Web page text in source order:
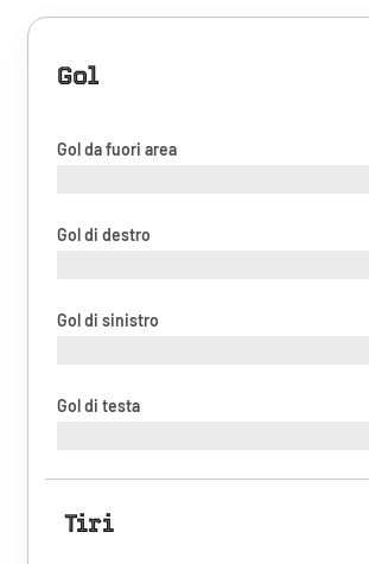
Gol
Gol da fuori area
Gol di destro
Gol di sinistro
Gol di testa
Tiri